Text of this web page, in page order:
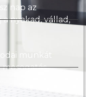
nap az
nyakad, vállad,
munkát
mosogatás